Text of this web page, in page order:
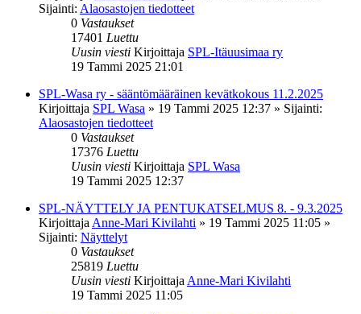
Sijainti: Alaosastojen tiedotteet
0 Vastaukset
17401 Luettu
Uusin viesti Kirjoittaja SPL-Itäuusimaa ry
19 Tammi 2025 21:01
SPL-Wasa ry - sääntömääräinen kevätkokous 11.2.2025
Kirjoittaja SPL Wasa » 19 Tammi 2025 12:37 » Sijainti:
Alaosastojen tiedotteet
0 Vastaukset
17376 Luettu
Uusin viesti Kirjoittaja SPL Wasa
19 Tammi 2025 12:37
SPL-NÄYTTELY JA PENTUKATSELMUS 8. - 9.3.2025
Kirjoittaja Anne-Mari Kivilahti » 19 Tammi 2025 11:05 »
Sijainti: Näyttelyt
0 Vastaukset
25819 Luettu
Uusin viesti Kirjoittaja Anne-Mari Kivilahti
19 Tammi 2025 11:05